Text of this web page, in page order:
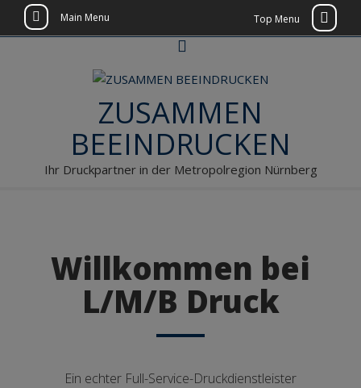
Main Menu Top Menu
ZUSAMMEN
BEEINDRUCKEN
Ihr Druckpartner in der Metropolregion Nürnberg
Willkommen bei
L/M/B Druck
Ein echter Full-Service-Druckdienstleister